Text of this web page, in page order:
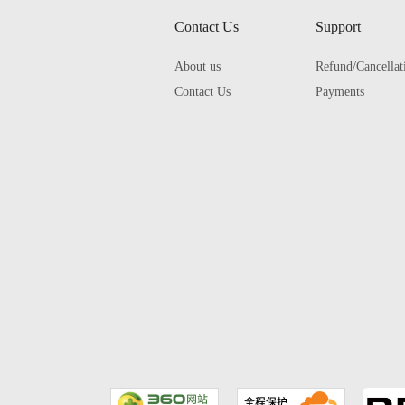
Contact Us
About us
Contact Us
Support
Refund/
Payments